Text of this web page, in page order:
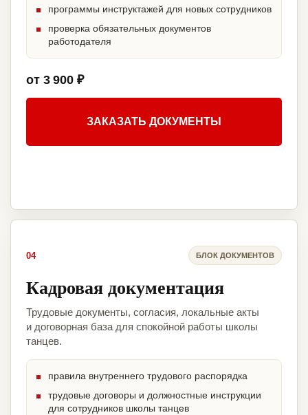
программы инструктажей для новых сотрудников
проверка обязательных документов
работодателя
от 3 900 ₽
ЗАКАЗАТЬ ДОКУМЕНТЫ
04 БЛОК ДОКУМЕНТОВ
Кадровая документация
Трудовые документы, согласия, локальные акты
и договорная база для спокойной работы школы
танцев.
правила внутреннего трудового распорядка
трудовые договоры и должностные инструкции
для сотрудников школы танцев